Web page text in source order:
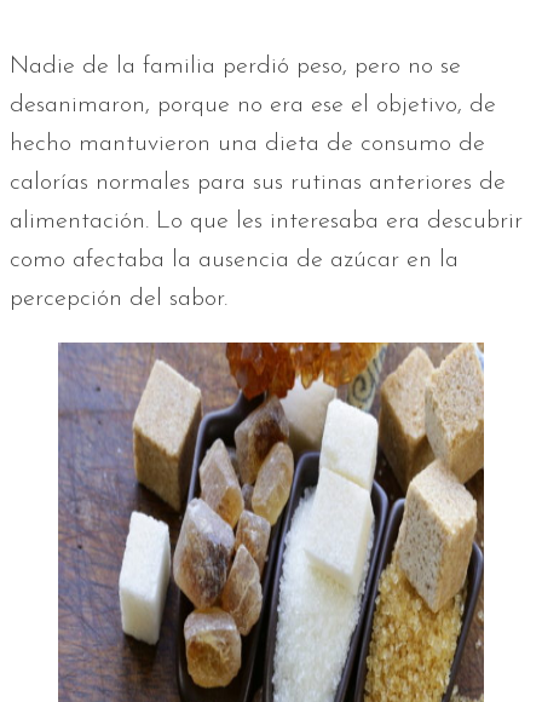
Nadie de la familia perdió peso, pero no se
desanimaron, porque no era ese el objetivo, de
hecho mantuvieron una dieta de consumo de
calorías normales para sus rutinas anteriores de
alimentación. Lo que les interesaba era descubrir
como afectaba la ausencia de azúcar en la
percepción del sabor.